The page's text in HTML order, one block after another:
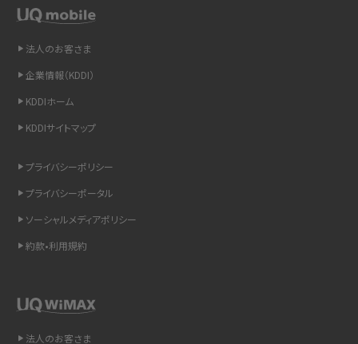
を解説
LINEの引き継ぎ方法は？対象データや事前準備・条件・注意点などを解説
非通知設定とは？184で電話をかける方法やiPhone・Androidの設定を解説
iCloudの使用容量を減らす9つの方法！使用状況の確認手順も紹介
リプライ機能とは？LINE、X（旧Twitter）、Instagram、TikTokで送る方法を解説
法人のお客さま
企業情報（KDDI）
KDDIホーム
KDDIサイトマップ
プライバシーポリシー
プライバシーポータル
ソーシャルメディアポリシー
約款•利用規約
法人のお客さま